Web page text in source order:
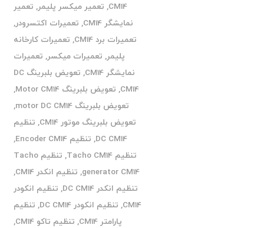
CM14
, تعمیر میکسر پلیمر, تعمیر
نمایشگر CM14
, تعمیرات اکتسرودر,
تعمیرات برد CM14
, تعمیرات کارخانه
پلیمر, تعمیرات میکسر, تعمیرات
نمایشگر CM14
,
تعویض بلبرینگ DC
CM14
, تعویض بلبرینگ Motor CM14
,
تعویض بلبرینگ motor DC CM14
,
تعویض بلبرینگ موتور CM14
, تنظیم
DC CM14
, تنظیم Encoder CM14
,
تنظیم Tacho CM14
,
تنظیم Tacho
generator CM14
, تنظیم انکدر CM14
,
تنظیم انکدر DC CM14
, تنظیم انکودر
CM14
, تنظیم انکودر DC CM14 , تنظیم
پارامتر CM14
, تنظیم تاکو CM14 ,